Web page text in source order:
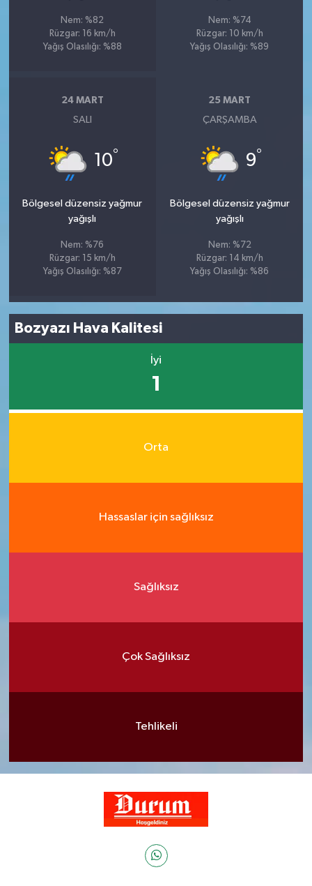
Nem: %82
Rüzgar: 16 km/h
Yağış Olasılığı: %88
Nem: %74
Rüzgar: 10 km/h
Yağış Olasılığı: %89
24 MART
SALI
10°
Bölgesel düzensiz yağmur
yağışlı
Nem: %76
Rüzgar: 15 km/h
Yağış Olasılığı: %87
25 MART
ÇARŞAMBA
9°
Bölgesel düzensiz yağmur
yağışlı
Nem: %72
Rüzgar: 14 km/h
Yağış Olasılığı: %86
Bozyazı Hava Kalitesi
İyi
1
Orta
Hassaslar için sağlıksız
Sağlıksız
Çok Sağlıksız
Tehlikeli